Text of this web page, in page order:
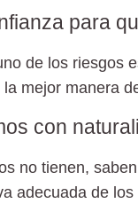
para
de los riesgos
mejor manera
con
no tienen,
adecuada de